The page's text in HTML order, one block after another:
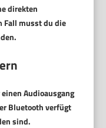
direkten
Fall musst du die
Audioausgang
Bluetooth verfügt
sind.